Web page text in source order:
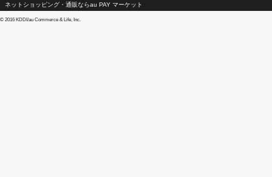
ネットショッピング・通販ならau PAY マーケット
© 2016 KDDI/au Commerce & Life, Inc.